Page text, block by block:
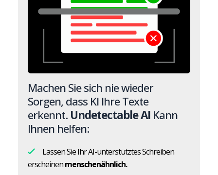
Machen Sie sich nie wieder
Sorgen, dass KI Ihre Texte
erkennt. Undetectable AI Kann
Ihnen helfen:
Lassen Sie Ihr AI-unterstütztes Schreiben
erscheinenmenschenähnlich.